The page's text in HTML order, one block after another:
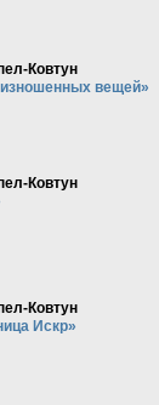
Ковтун
вещей»
Ковтун
Ковтун
Искр»